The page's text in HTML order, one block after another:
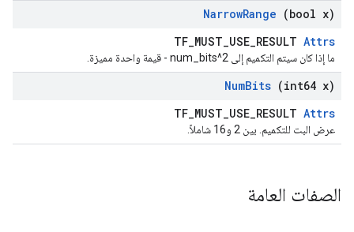
NarrowRange (bool x)
TF_MUST_USE_RESULT Attrs
ما إذا كان سيتم التكميم إلى 2^num_bits - قيمة واحدة مميزة.
NumBits (int64 x)
TF_MUST_USE_RESULT Attrs
عرض البت للتكميم. بين 2 و16 شاملاً.
الصفات العامة